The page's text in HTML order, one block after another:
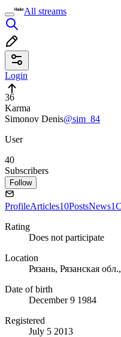
All streams
Login
36
Karma
Simonov Denis@sim_84
User
40
Subscribers
Follow
ProfileArticles10PostsNews1
Rating
Does not participate
Location
Рязань, Рязанская
Date of birth
December 9 1984
Registered
July 5 2013